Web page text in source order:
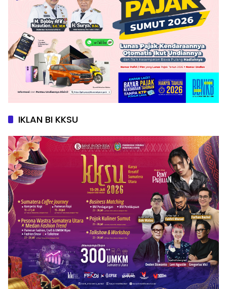
IKLAN BI KKSU